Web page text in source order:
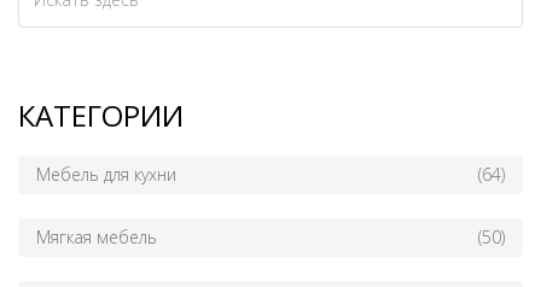
КАТЕГОРИИ
Мебель для кухни (64)
Мягкая мебель (50)